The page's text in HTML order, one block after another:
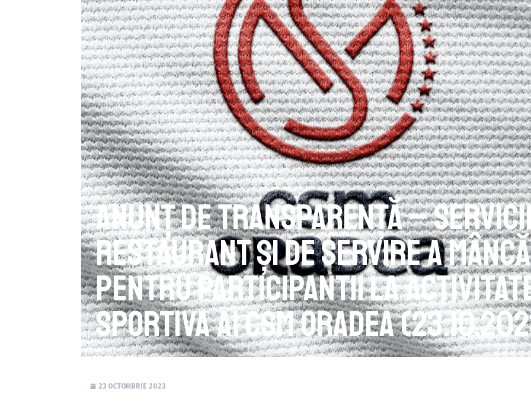
Anunț de transparență –
restaurant şi de servire a
pentru participantii la
sportiva ai CSM Oradea
23 OCTOMBRIE 2023